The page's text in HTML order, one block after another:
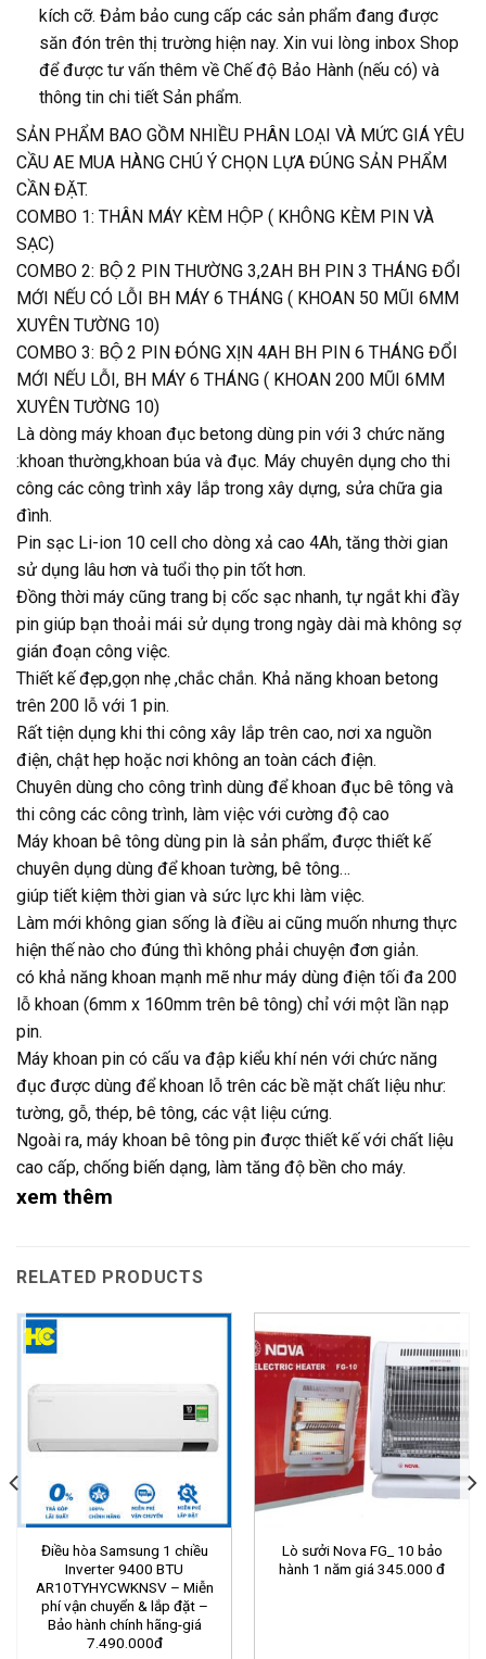
kích cỡ. Đảm bảo cung cấp các sản phẩm đang được
săn đón trên thị trường hiện nay. Xin vui lòng inbox Shop
để được tư vấn thêm về Chế độ Bảo Hành (nếu có) và
thông tin chi tiết Sản phẩm.
SẢN PHẨM BAO GỒM NHIỀU PHÂN LOẠI VÀ MỨC GIÁ YÊU
CẦU AE MUA HÀNG CHÚ Ý CHỌN LỰA ĐÚNG SẢN PHẨM
CẦN ĐẶT.
COMBO 1: THÂN MÁY KÈM HỘP ( KHÔNG KÈM PIN VÀ
SẠC)
COMBO 2: BỘ 2 PIN THƯỜNG 3,2AH BH PIN 3 THÁNG ĐỔI
MỚI NẾU CÓ LỖI BH MÁY 6 THÁNG ( KHOAN 50 MŨI 6MM
XUYÊN TƯỜNG 10)
COMBO 3: BỘ 2 PIN ĐÓNG XỊN 4AH BH PIN 6 THÁNG ĐỔI
MỚI NẾU LỖI, BH MÁY 6 THÁNG ( KHOAN 200 MŨI 6MM
XUYÊN TƯỜNG 10)
Là dòng máy khoan đục betong dùng pin với 3 chức năng
:khoan thường,khoan búa và đục. Máy chuyên dụng cho thi
công các công trình xây lắp trong xây dựng, sửa chữa gia
đình.
Pin sạc Li-ion 10 cell cho dòng xả cao 4Ah, tăng thời gian
sử dụng lâu hơn và tuổi thọ pin tốt hơn.
Đồng thời máy cũng trang bị cốc sạc nhanh, tự ngắt khi đầy
pin giúp bạn thoải mái sử dụng trong ngày dài mà không sợ
gián đoạn công việc.
Thiết kế đẹp,gọn nhẹ ,chắc chắn. Khả năng khoan betong
trên 200 lỗ với 1 pin.
Rất tiện dụng khi thi công xây lắp trên cao, nơi xa nguồn
điện, chật hẹp hoặc nơi không an toàn cách điện.
Chuyên dùng cho công trình dùng để khoan đục bê tông và
thi công các công trình, làm việc với cường độ cao
Máy khoan bê tông dùng pin là sản phẩm, được thiết kế
chuyên dụng dùng để khoan tường, bê tông…
giúp tiết kiệm thời gian và sức lực khi làm việc.
Làm mới không gian sống là điều ai cũng muốn nhưng thực
hiện thế nào cho đúng thì không phải chuyện đơn giản.
có khả năng khoan mạnh mẽ như máy dùng điện tối đa 200
lỗ khoan (6mm x 160mm trên bê tông) chỉ với một lần nạp
pin.
Máy khoan pin có cấu va đập kiểu khí nén với chức năng
đục được dùng để khoan lỗ trên các bề mặt chất liệu như:
tường, gỗ, thép, bê tông, các vật liệu cứng.
Ngoài ra, máy khoan bê tông pin được thiết kế với chất liệu
cao cấp, chống biến dạng, làm tăng độ bền cho máy.
xem thêm
RELATED PRODUCTS
Điều hòa Samsung 1 chiều
Inverter 9400 BTU
AR10TYHYCWKNSV – Miễn
phí vận chuyển & lắp đặt –
Bảo hành chính hãng-giá
7.490.000đ
Lò sưởi Nova FG_ 10 bảo
hành 1 năm giá 345.000 đ